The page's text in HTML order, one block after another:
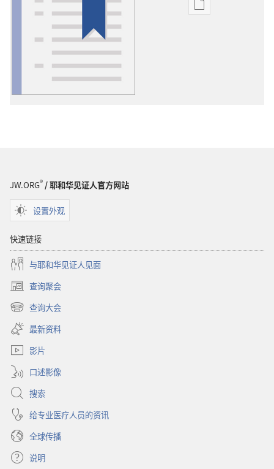
出
JW.ORG®/ 耶和华见证人官方网站
设置外观
快速链接
与耶和华见证人见面
查询聚会
（打
开
新
窗
口）
查询大会
（打
开
新
窗
最新资料
影片
口述影像
搜索
给专业医疗人员的资讯
全球传播
说明